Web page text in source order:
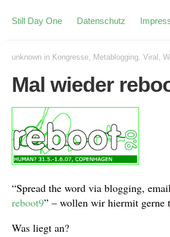
Still Day One Datenschutz
unknown in Kongresse, Metablogging, Viral ,
Mal wieder
“Spread the word via blogging,
reboot9” – wollen wir hiermit gerne
Was liegt an?